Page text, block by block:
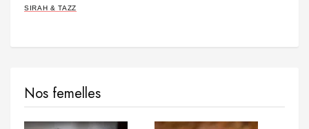
SIRAH & TAZZ
Nos femelles